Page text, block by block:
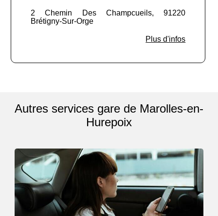
2 Chemin Des Champcueils, 91220
Brétigny-Sur-Orge
Plus d'infos
Autres services gare de Marolles-en-
Hurepoix